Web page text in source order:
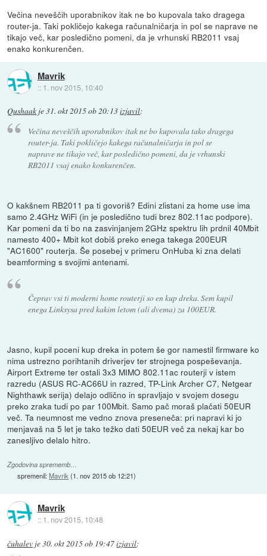
Večina neveščih uporabnikov itak ne bo kupovala tako dragega
router-ja. Taki pokličejo kakega računalničarja in pol se naprave ne
tikajo več, kar posledično pomeni, da je vrhunski RB2011 vsaj
enako konkurenčen.
Mavrik
:: 1. nov 2015, 10:40
Qushaak je31. okt 2015 ob 20:13izjavil:
Večina neveščih uporabnikov itak ne bo kupovala tako dragega
router-ja. Taki pokličejo kakega računalničarja in pol se
naprave ne tikajo več, kar posledično pomeni, da je vrhunski
RB2011 vsaj enako konkurenčen.
O kakšnem RB2011 pa ti govoriš? Edini zlistani za home use ima
samo 2.4GHz WiFi (in je posledično tudi brez 802.11ac podpore).
Kar pomeni da ti bo na zasvinjanjem 2GHz spektru lih prdnil 40Mbit
namesto 400+ Mbit kot dobiš preko enega takega 200EUR
"AC1600" routerja. Še posebej v primeru OnHuba ki zna delati
beamforming s svojimi antenami.
Čeprav vsi ti moderni home routerji so en kup dreka. Sem kupil
enega Linksysa pred kakim letom (ali dvema) za 100EUR.
Jasno, kupil poceni kup dreka in potem še gor namestil firmware ko
nima ustrezno porihtanih driverjev ter strojnega pospeševanja.
Airport Extreme ter ostali 3x3 MIMO 802.11ac routerji v istem
razredu (ASUS RC-AC66U in razred, TP-Link Archer C7, Netgear
Nighthawk serija) delajo odlično in spravljajo v svojem dosegu
preko zraka tudi po par 100Mbit. Samo pač moraš plačati 50EUR
več. Ta neumnost me vedno znova preseneča: pri napravi ki jo
menjavaš na 5 let je tako težko dati 50EUR več za nekaj kar bo
zanesljivo delalo hitro.
Zgodovina sprememb…
spremenil:Mavrik (1. nov 2015 ob 12:21)
Mavrik
:: 1. nov 2015, 10:48
čuhalev je30. okt 2015 ob 19:47izjavil: